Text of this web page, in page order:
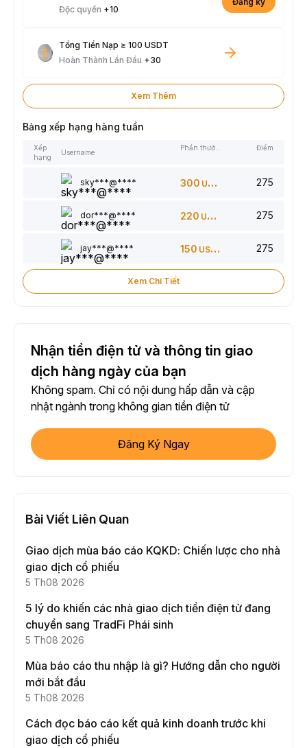
Độc quyền +10
Tổng Tiền Nạp ≥ 100 USDT
Hoàn Thành Lần Đầu +30
Xem Thêm
Bảng xếp hạng hàng tuần
Xếp
hạng
Username
Điểm
sky***@**** 300 USDT 275
dor***@**** 220 USDT 275
jay***@**** 150 USDT 275
Xem Chi Tiết
Nhận tiền điện tử và thông tin giao
dịch hàng ngày của bạn
Không spam. Chỉ có nội dung hấp dẫn và cập
nhật ngành trong không gian tiền điện tử
Đăng Ký Ngay
Bài Viết Liên Quan
Giao dịch mùa báo cáo KQKD: Chiến lược cho nhà
giao dịch cổ phiếu
5 Th08 2026
5 lý do khiến các nhà giao dịch tiền điện tử đang
chuyển sang TradFi Phái sinh
5 Th08 2026
Mùa báo cáo thu nhập là gì? Hướng dẫn cho người
mới bắt đầu
5 Th08 2026
Cách đọc báo cáo kết quả kinh doanh trước khi
giao dịch cổ phiếu